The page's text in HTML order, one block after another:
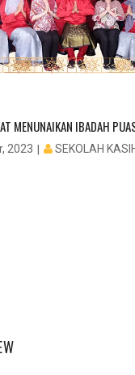
MENUNAIKAN IBADAH
2023 SEKOLAH